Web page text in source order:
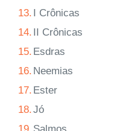
13. I Crônicas
14. II Crônicas
15. Esdras
16. Neemias
17. Ester
18.Jó